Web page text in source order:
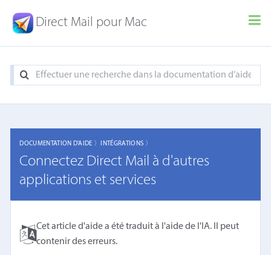
Direct Mail pour Mac
DOCUMENTATION D'AIDE 〉 INTÉGRATIONS 〉
Connectez Direct Mail à d'autres
applications et services
Cet article d'aide a été traduit à l'aide de l'IA. Il peut
contenir des erreurs.